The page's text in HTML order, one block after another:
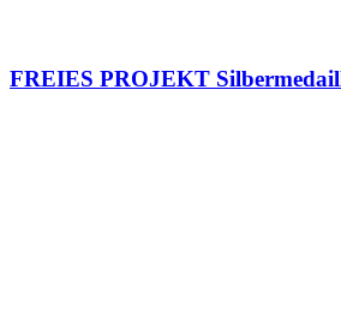
FREIES PROJEKT